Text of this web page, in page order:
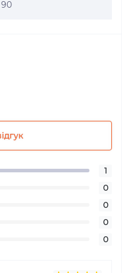
90
1
0
0
0
0